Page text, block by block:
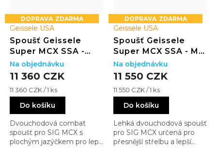
ZDARMA
Geissele USA
Spoušť Geissele
Super MCX SSA -
Super Dynamic Flat
11 360 CZK
Měrná
cena:
11 360 CZK / 1 ks
Do košíku
Dvouchodová combat
spoušť pro SIG MCX s
plochým jazýčkem pro lepší
Na objednávku
ZDARMA
Geissele USA
Spoušť Geissele
Super MCX SSA - M4
Curved
11 550 CZK
Měrná
cena:
11 550 CZK / 1 ks
Do košíku
Lehká dvouchodová spoušť
pro SIG MCX určená pro
přesnější střelbu a lepší
Na objednávku